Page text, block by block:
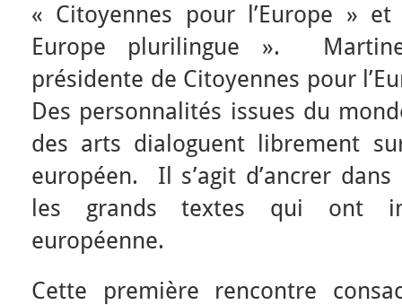
« Citoyennes pour l’Europe »
Europe plurilingue ».
présidente de Citoyennes pour
Des personnalités issues du
des arts dialoguent librement
européen. Il s’agit d’ancrer
les grands textes qui ont
européenne.
Cette première rencontre